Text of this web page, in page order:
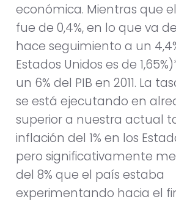
económica. Mientras que
fue de 0,4%, en lo que va
hace seguimiento a un
Estados Unidos es de
un 6% del PIB en 2011. La
se está ejecutando en
superior a nuestra actual
inflación del 1% en los
pero significativamente
del 8% que el país estaba
experimentando hacia el